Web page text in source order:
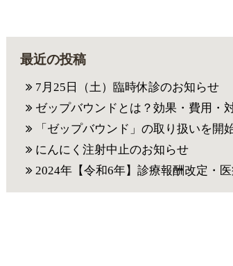
最近の投稿
7月25日（土）臨時休診のお知らせ
ゼップバウンドとは？効果・費用・
「ゼップバウンド」の取り扱いを開
にんにく注射中止のお知らせ
2024年【令和6年】診療報酬改定・